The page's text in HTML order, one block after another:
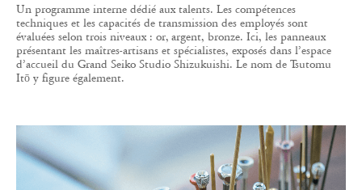
Un programme interne dédié aux talents. Les compétences
techniques et les capacités de transmission des employés sont
évaluées selon trois niveaux : or, argent, bronze. Ici, les panneaux
présentant les maîtres-artisans et spécialistes, exposés dans l’espace
d’accueil du Grand Seiko Studio Shizukuishi. Le nom de Tsutomu
Itō y figure également.